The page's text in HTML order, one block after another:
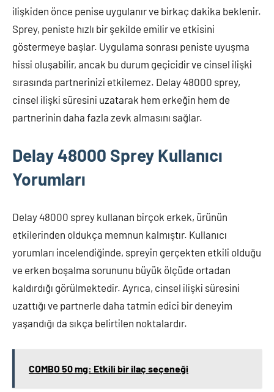
ilişkiden önce penise uygulanır ve birkaç dakika beklenir.
Sprey, peniste hızlı bir şekilde emilir ve etkisini
göstermeye başlar. Uygulama sonrası peniste uyuşma
hissi oluşabilir, ancak bu durum geçicidir ve cinsel ilişki
sırasında partnerinizi etkilemez. Delay 48000 sprey,
cinsel ilişki süresini uzatarak hem erkeğin hem de
partnerinin daha fazla zevk almasını sağlar.
Delay 48000 Sprey Kullanıcı
Yorumları
Delay 48000 sprey kullanan birçok erkek, ürünün
etkilerinden oldukça memnun kalmıştır. Kullanıcı
yorumları incelendiğinde, spreyin gerçekten etkili olduğu
ve erken boşalma sorununu büyük ölçüde ortadan
kaldırdığı görülmektedir. Ayrıca, cinsel ilişki süresini
uzattığı ve partnerle daha tatmin edici bir deneyim
yaşandığı da sıkça belirtilen noktalardır.
COMBO 50 mg: Etkili bir ilaç seçeneği